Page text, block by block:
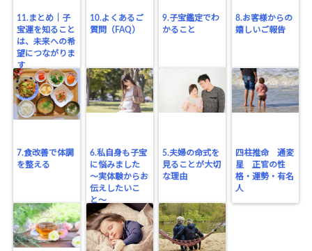
11.まとめ｜子
宝運を知ること
は、未来への希
望につながりま
す
10.よくあるご
質問（FAQ）
9.子宝鑑定でわ
かること
8.お客様からの
嬉しいご報告
7.食改善で体調
を整える
6.私自身も子宝
に悩みました
〜実体験からお
伝えしたいこ
と〜
5.夫婦の命式を
見ることが大切
な理由
四柱推命 通変
星 正官の性
格・運勢・有名
人